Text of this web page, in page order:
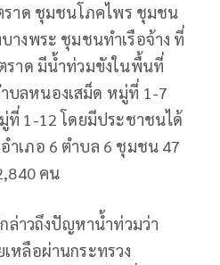
ราด ชุมชนโภคไพร ชุมชน
างพระ ชุมชนทำเรือจ้าง ที่
ราด มีน้ำท่วมขังในพื้นที่
ลหนองเสม็ด หมู่ที่ 1-7
ที่ 1-12 โดยมีประชาชนได้
ำเภอ 6 ตำบล 6 ชุมชน 47
คน
ล่าวถึงปัญหาน้ำท่วมว่า
หลือผ่านกระทรวง